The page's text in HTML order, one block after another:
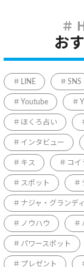
お
LINE SNS
Youtube
ほくろ占い
インタビュー
キス コイ
スポット
ナジャ・グランデ
ノウハウ
パワースポット
プレゼント